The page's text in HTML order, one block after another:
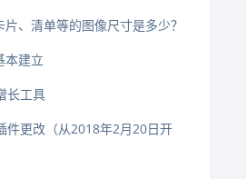
、清单等的图像尺寸是多少？
本建立
长工具
件更改（从2018年2月20日开